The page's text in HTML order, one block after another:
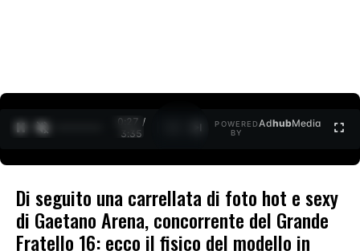
0:28 /
3:35
POWERED
BY
AdhubMedia
Di seguito una carrellata di foto hot e sexy
di Gaetano Arena, concorrente del Grande
Fratello 16: ecco il fisico del modello in